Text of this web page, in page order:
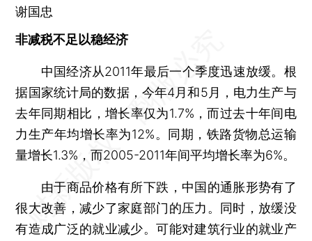
谢国忠
非减税不足以稳经济
中国经济从2011年最后一个季度迅速放缓。根
据国家统计局的数据，今年4月和5月，电力生产与
去年同期相比，增长率仅为1.7%，而过去十年间电
力生产年均增长率为12%。同期，铁路货物总运输
量增长1.3%，而2005-2011年间平均增长率为6%。
由于商品价格有所下跌，中国的通胀形势有了
很大改善，减少了家庭部门的压力。同时，放缓没
有造成广泛的就业减少。可能对建筑行业的就业产